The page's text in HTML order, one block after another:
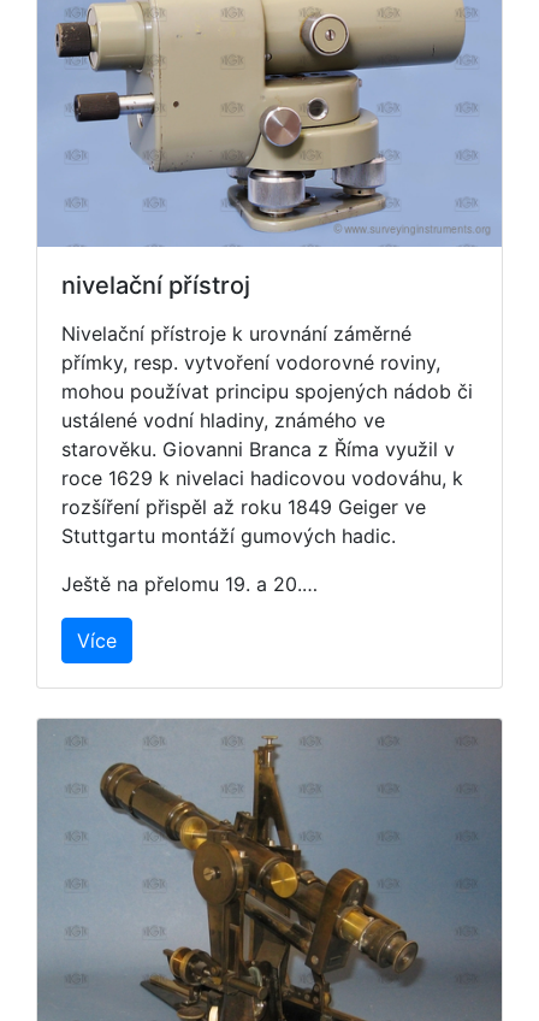
nivelační přístroj
Nivelační přístroje k urovnání záměrné
přímky, resp. vytvoření vodorovné roviny,
mohou používat principu spojených nádob či
ustálené vodní hladiny, známého ve
starověku. Giovanni Branca z Říma využil v
roce 1629 k nivelaci hadicovou vodováhu, k
rozšíření přispěl až roku 1849 Geiger ve
Stuttgartu montáží gumových hadic.
Ještě na přelomu 19. a 20.…
Více